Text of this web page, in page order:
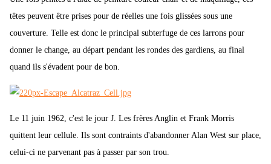
têtes peuvent être prises pour de réelles une fois glissées sous une
couverture. Telle est donc le principal subterfuge de ces larrons pour
donner le change, au départ pendant les rondes des gardiens, au final
quand ils s'évadent pour de bon.
Le 11 juin 1962, c'est le jour J. Les frères Anglin et Frank Morris
quittent leur cellule. Ils sont contraints d'abandonner Alan West sur place,
celui-ci ne parvenant pas à passer par son trou.